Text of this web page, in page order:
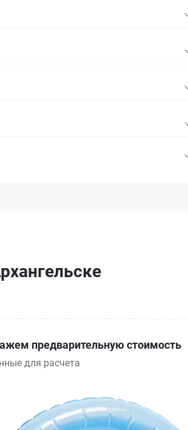
предварительную стоимость
для расчета